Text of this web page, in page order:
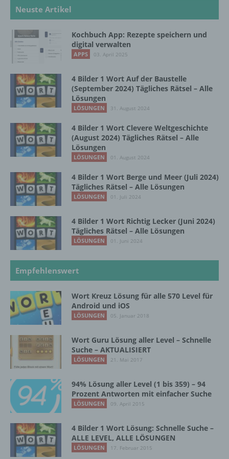
Neuste Artikel
Kochbuch App: Rezepte speichern und
digital verwalten
APPS 03. April 2025
4 Bilder 1 Wort Auf der Baustelle
(September 2024) Tägliches Rätsel – Alle
Lösungen
LÖSUNGEN 31. August 2024
4 Bilder 1 Wort Clevere Weltgeschichte
(August 2024) Tägliches Rätsel – Alle
Lösungen
LÖSUNGEN 01. August 2024
4 Bilder 1 Wort Berge und Meer (Juli 2024)
Tägliches Rätsel – Alle Lösungen
LÖSUNGEN 01. Juli 2024
4 Bilder 1 Wort Richtig Lecker (Juni 2024)
Tägliches Rätsel – Alle Lösungen
LÖSUNGEN 01. Juni 2024
Empfehlenswert
Wort Kreuz Lösung für alle 570 Level für
Android und iOS
LÖSUNGEN 05. Januar 2018
Wort Guru Lösung aller Level – Schnelle
Suche – AKTUALISIERT
LÖSUNGEN 21. Mai 2017
94% Lösung aller Level (1 bis 359) – 94
Prozent Antworten mit einfacher Suche
LÖSUNGEN 09. April 2015
4 Bilder 1 Wort Lösung: Schnelle Suche –
ALLE LEVEL, ALLE LÖSUNGEN
LÖSUNGEN 17. Februar 2015
und technischen und organisatorischen
einer identifizierten oder identifizierbaren
natürlichen Person zugewiesen werden.
g) Verantwortlicher oder für die Verarbeitung
Verantwortlicher
Verantwortlicher oder für die Verarbeitung
Verantwortlicher ist die natürliche oder
juristische Person, Behörde, Einrichtung
oder andere Stelle, die allein oder
gemeinsam mit anderen über die Zwecke
und Mittel der Verarbeitung von
personenbezogenen Daten entscheidet.
Sind die Zwecke und Mittel dieser
Verarbeitung durch das Unionsrecht oder
das Recht der Mitgliedstaaten vorgegeben,
so kann der Verantwortliche
beziehungsweise können die bestimmten
Kriterien seiner Benennung nach dem
Unionsrecht oder dem Recht der
h) Auftragsverarbeiter
Auftragsverarbeiter ist eine natürliche oder
juristische Person, Behörde, Einrichtung
oder andere Stelle, die personenbezogene
Daten im Auftrag des Verantwortlichen
verarbeitet.
i) Empfänger
Empfänger ist eine natürliche oder juristische
Person, Behörde, Einrichtung oder andere
Stelle, der personenbezogene Daten
offengelegt werden, unabhängig davon, ob
es sich bei ihr um einen Dritten handelt oder